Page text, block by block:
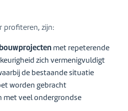
profiteren, zijn:
met repeterende
zich vermenigvuldigt
de bestaande situatie
worden gebracht
met veel ondergrondse